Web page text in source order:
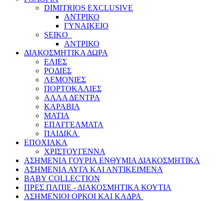
DIMITRIOS EXCLUSIVE
ΑΝΤΡΙΚΟ
ΓΥΝΑΙΚEIΟ
SEIKO
ΑΝΤΡΙΚΟ
ΔΙΑΚΟΣΜΗΤΙΚΑ ΔΩΡΑ
ΕΛΙΕΣ
ΡΟΔΙΕΣ
ΛΕΜΟΝΙΕΣ
ΠΟΡΤΟΚΑΛΙΕΣ
ΑΛΛΑ ΔΕΝΤΡΑ
ΚΑΡΑΒΙΑ
ΜΑΤΙΑ
ΕΠΑΓΓΕΛΜΑΤΑ
ΠΑΙΔΙΚΑ
ΕΠΟΧΙΑΚΑ
ΧΡΙΣΤΟΥΓΕΝΝΑ
ΑΣΗΜΕΝΙΑ ΓΟΥΡΙΑ ΕΝΘΥΜΙΑ ΔΙΑΚΟΣΜΗΤΙΚΑ
ΑΣΗΜΕΝΙΑ ΑΥΓΑ ΚΑΙ ΑΝΤΙΚΕΙΜΕΝΑ
BABY COLLECTION
ΠΡΕΣ ΠΑΠΙΕ - ΔΙΑΚΟΣΜΗΤΙΚΑ ΚΟΥΤΙΑ
ΑΣΗΜΕΝΙΟΙ ΟΡΚΟΙ ΚΑΙ ΚΑΔΡΑ